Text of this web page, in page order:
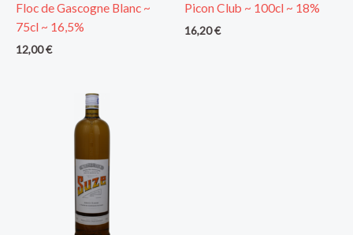
Floc de Gascogne Blanc ~
75cl ~ 16,5%
12,00€
Picon Club ~ 100cl ~ 18%
16,20€